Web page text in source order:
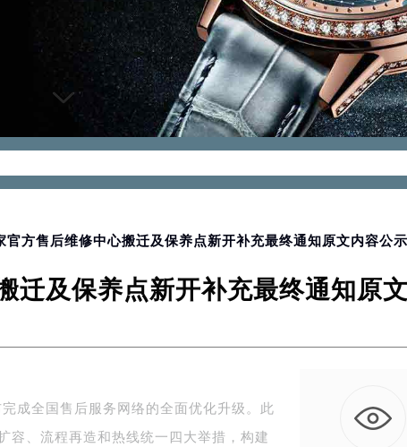
、香港、澳门、台湾全部区域（非大陆需加拨“+86”）
1102室（北京总部）（需提前预约）
室（需提前预约）
需提前预约）
室（需提前预约）
万象城）17层1706室（需提前预约）
官方售后维修中心搬迁及保养点新开补充最终通知原文内容公示
迁及保养点新开补充最终通知原
成全国售后服务网络的全面优化升级。此
容、流程再造和热线统一四大举措，构建